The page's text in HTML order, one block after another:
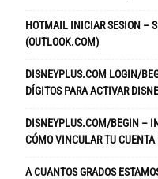
HOTMAIL INICIAR SESION –
(OUTLOOK.COM)
DISNEYPLUS.COM LOGIN/
DÍGITOS PARA ACTIVAR
DISNEYPLUS.COM/BEGIN –
CÓMO VINCULAR TU
A CUANTOS GRADOS